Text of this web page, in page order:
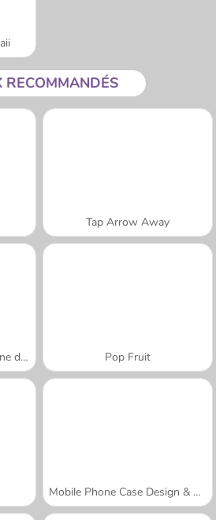
RECOMMANDÉS
Tap Arrow Away
Tarte Tatin : École de cuisine de Sara Pop Fruit
Mobile Phone Case Design & DIY